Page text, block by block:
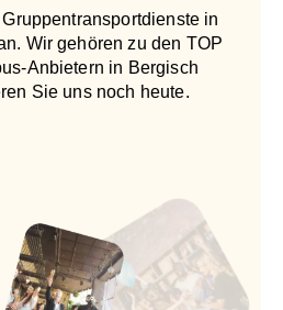
in
Wir gehören zu den TOP
Anbietern in Bergisch
Sie uns noch heute.